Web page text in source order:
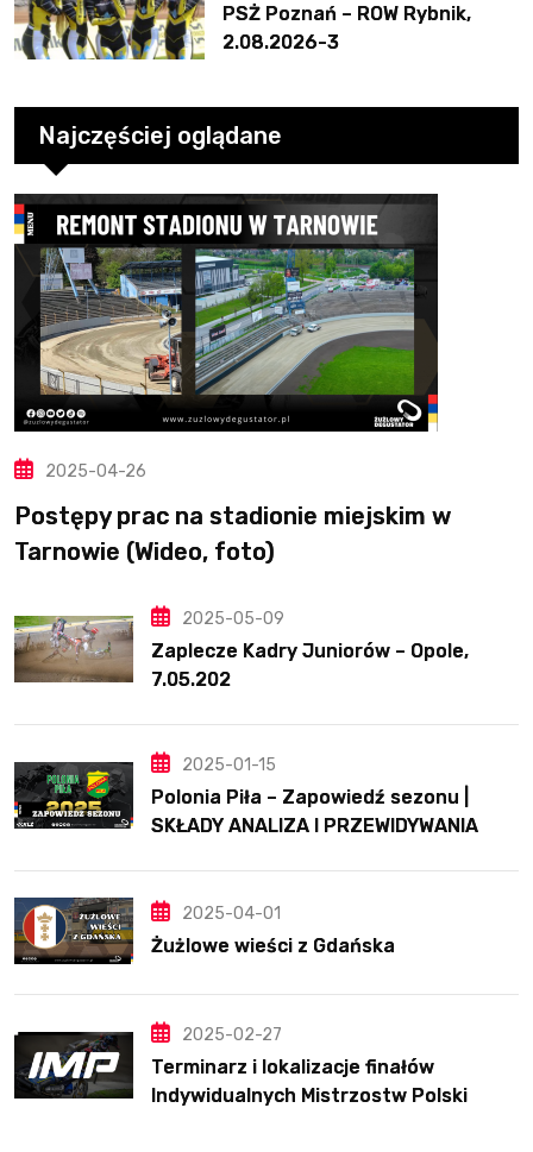
PSŻ Poznań – ROW Rybnik,
2.08.2026-3
Najczęściej oglądane
2025-04-26
Postępy prac na stadionie miejskim w
Tarnowie (Wideo, foto)
2025-05-09
Zaplecze Kadry Juniorów – Opole,
7.05.202
2025-01-15
Polonia Piła – Zapowiedź sezonu |
SKŁADY ANALIZA I PRZEWIDYWANIA
2025-04-01
Żużlowe wieści z Gdańska
2025-02-27
Terminarz i lokalizacje finałów
Indywidualnych Mistrzostw Polski